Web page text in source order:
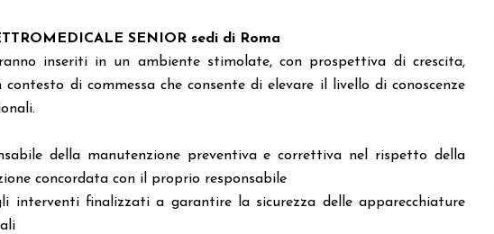
SENIOR sedi di Roma
inseriti in un ambiente stimolate, con prospettiva di crescita,
contesto di commessa che consente di elevare il livello di conoscenze
della manutenzione preventiva e correttiva nel rispetto della
concordata con il proprio responsabile
interventi finalizzati a garantire la sicurezza delle apparecchiature